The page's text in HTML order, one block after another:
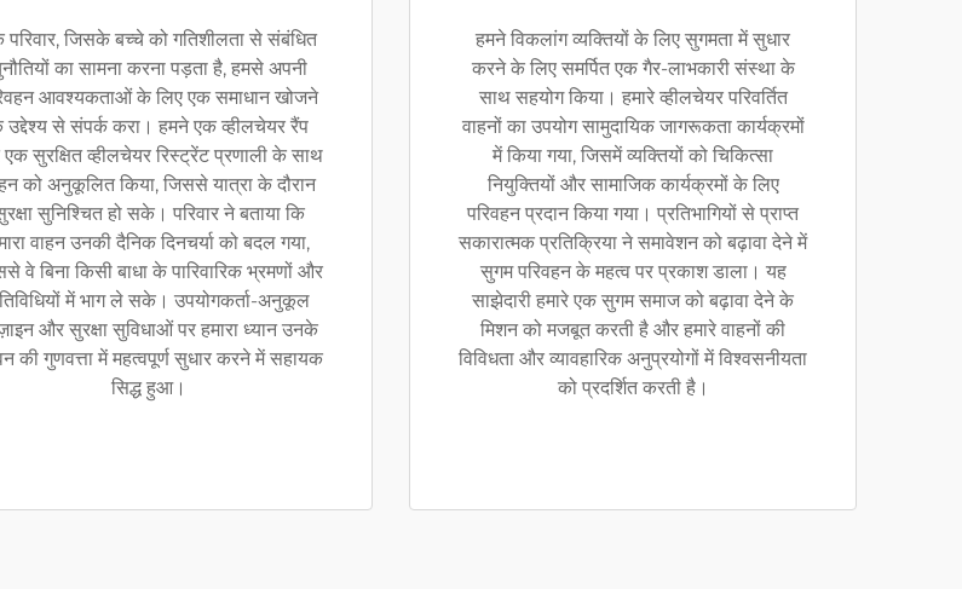
परिवार, जिसके बच्चे को गतिशीलता से संबंधित
का सामना करना पड़ता है, हमसे अपनी
आवश्यकताओं के लिए एक समाधान खोजने
से संपर्क करा। हमने एक व्हीलचेयर रैंप
सुरक्षित व्हीलचेयर रिस्ट्रेंट प्रणाली के साथ
को अनुकूलित किया, जिससे यात्रा के दौरान
सुनिश्चित हो सके। परिवार ने बताया कि
वाहन उनकी दैनिक दिनचर्या को बदल गया,
वे बिना किसी बाधा के पारिवारिक भ्रमणों और
में भाग ले सके। उपयोगकर्ता-अनुकूल
और सुरक्षा सुविधाओं पर हमारा ध्यान उनके
की गुणवत्ता में महत्वपूर्ण सुधार करने में सहायक
सिद्ध हुआ।
हमने विकलांग व्यक्तियों के लिए सुगमता में सुधार
करने के लिए समर्पित एक गैर-लाभकारी संस्था के
साथ सहयोग किया। हमारे व्हीलचेयर परिवर्तित
वाहनों का उपयोग सामुदायिक जागरूकता कार्यक्रमों
में किया गया, जिसमें व्यक्तियों को चिकित्सा
नियुक्तियों और सामाजिक कार्यक्रमों के लिए
परिवहन प्रदान किया गया। प्रतिभागियों से प्राप्त
सकारात्मक प्रतिक्रिया ने समावेशन को बढ़ावा देने में
सुगम परिवहन के महत्व पर प्रकाश डाला। यह
साझेदारी हमारे एक सुगम समाज को बढ़ावा देने के
मिशन को मजबूत करती है और हमारे वाहनों की
विविधता और व्यावहारिक अनुप्रयोगों में विश्वसनीयता
को प्रदर्शित करती है।